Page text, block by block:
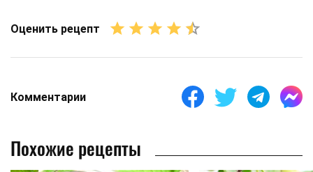
Оценить рецепт
Комментарии
Похожие рецепты